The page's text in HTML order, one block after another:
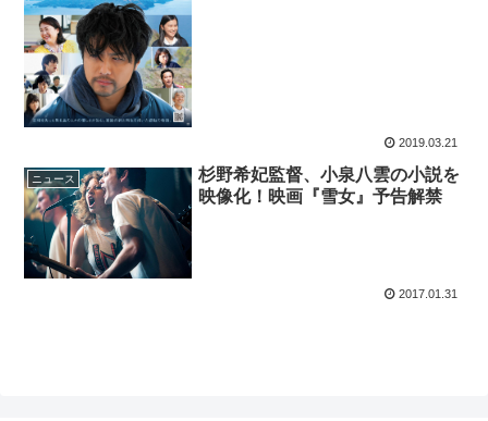
2019.03.21
ニュース
杉野希妃監督、小泉八雲の小説を
映像化！映画『雪女』予告解禁
2017.01.31